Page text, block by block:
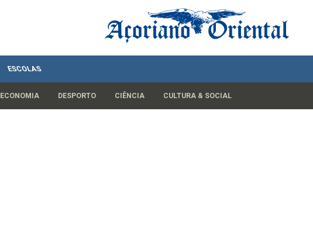
ESCOLAS
ECONOMIA DESPORTO CIÊNCIA CULTURA & SOCIAL